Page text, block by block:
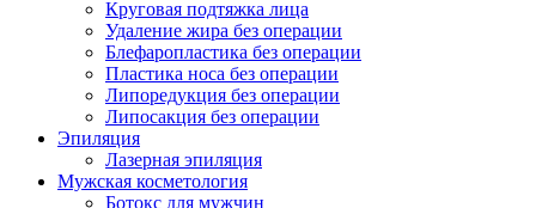
Круговая подтяжка лица
Удаление жира без операции
Блефаропластика без операции
Пластика носа без операции
Липоредукция без операции
Липосакция без операции
Эпиляция
Лазерная эпиляция
Мужская косметология
Ботокс для мужчин